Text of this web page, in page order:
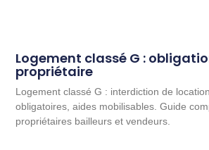
Logement classé G :
propriétaire
Logement classé G : interdiction de
obligatoires, aides mobilisables. Guide
propriétaires bailleurs et vendeurs.